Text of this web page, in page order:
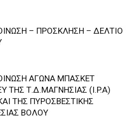
– ΠΡΟΣΚΛΗΣΗ – ΔΕΛΤΙΟ
ΑΓΩΝΑ ΜΠΑΣΚΕΤ
ΤΗΣ Τ.Δ.ΜΑΓΝΗΣΙΑΣ (I.P.A)
ΤΗΣ ΠΥΡΟΣΒΕΣΤΙΚΗΣ
ΒΟΛΟΥ